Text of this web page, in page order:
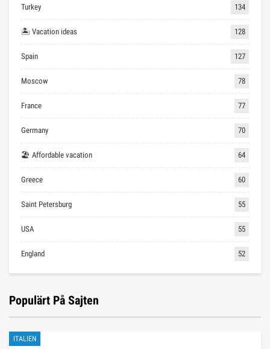
Turkey 134
🏝 Vacation ideas 128
Spain 127
Moscow 78
France 77
Germany 70
🏖 Affordable vacation 64
Greece 60
Saint Petersburg 55
USA 55
England 52
Populärt På Sajten
ITALIEN